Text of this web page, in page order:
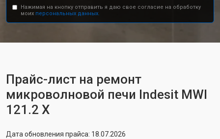
Нажимая на кнопку отправить я даю свое согласие на обработку
моих персональных данных.
Прайс-лист на ремонт
микроволновой печи Indesit MWI
121.2 X
Дата обновления прайса: 18.07.2026